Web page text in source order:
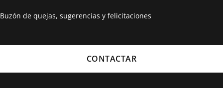
Buzón de quejas, sugerencias y felicitaciones
CONTACTAR